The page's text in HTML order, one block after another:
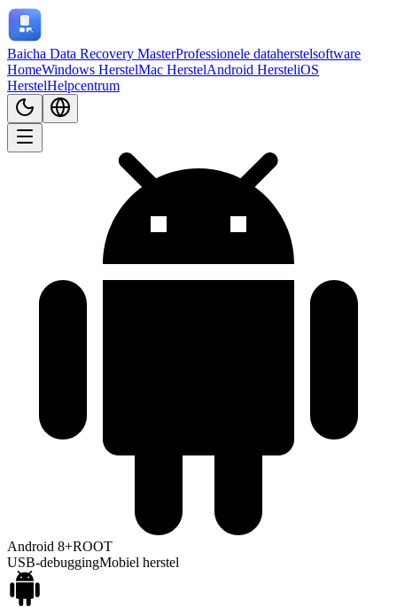
Baicha Data Recovery MasterProfessionele dataherstelsoftware
HomeWindows HerstelMac HerstelAndroid HersteliOS
HerstelHelpcentrum
Android 8+ROOT
USB-debuggingMobiel herstel